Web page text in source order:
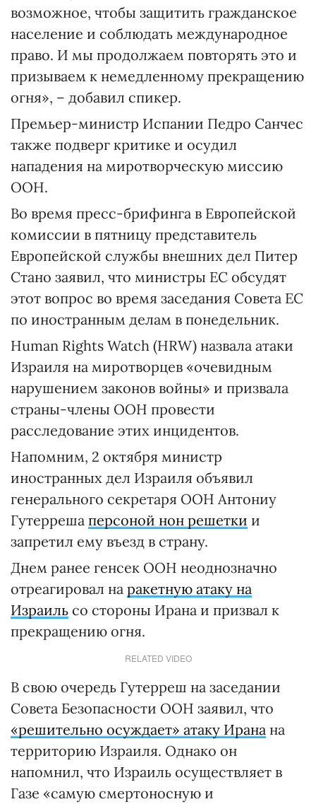
возможное, чтобы защитить гражданское
население и соблюдать международное
право. И мы продолжаем повторять это и
призываем к немедленному прекращению
огня», – добавил спикер.
Премьер-министр Испании Педро Санчес
также подверг критике и осудил
нападения на миротворческую миссию
ООН.
Во время пресс-брифинга в Европейской
комиссии в пятницу представитель
Европейской службы внешних дел Питер
Стано заявил, что министры ЕС обсудят
этот вопрос во время заседания Совета ЕС
по иностранным делам в понедельник.
Human Rights Watch (HRW) назвала атаки
Израиля на миротворцев «очевидным
нарушением законов войны» и призвала
страны-члены ООН провести
расследование этих инцидентов.
Напомним, 2 октября министр
иностранных дел Израиля объявил
генерального секретаря ООН Антониу
Гутерреша персоной нон решетки и
запретил ему въезд в страну.
Днем ранее генсек ООН неоднозначно
отреагировал на ракетную атаку на
Израиль со стороны Ирана и призвал к
прекращению огня.
RELATED VIDEO
В свою очередь Гутерреш на заседании
Совета Безопасности ООН заявил, что
«решительно осуждает» атаку Ирана на
территорию Израиля. Однако он
напомнил, что Израиль осуществляет в
Газе «самую смертоносную и